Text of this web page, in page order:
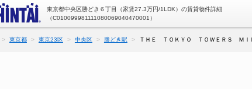
東京都中央区勝どき６丁目（家賃27.3万円/1LDK）の賃貸物件詳細
（C010099981111080069040470001）
東京都 東京23区 中央区 勝どき駅 ＴＨＥ ＴＯＫＹＯ ＴＯＷＥＲＳ ＭＩ